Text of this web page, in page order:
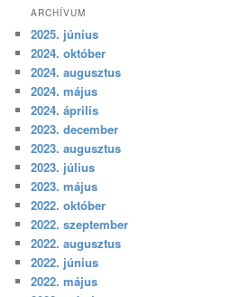
ARCHÍVUM
2025. június
2024. október
2024. augusztus
2024. május
2024. április
2023. december
2023. augusztus
2023. július
2023. május
2022. október
2022. szeptember
2022. augusztus
2022. június
2022. május